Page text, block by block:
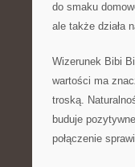
do smaku
ale także działa
Wizerunek Bibi
wartości ma
troską.
buduje
połączenie